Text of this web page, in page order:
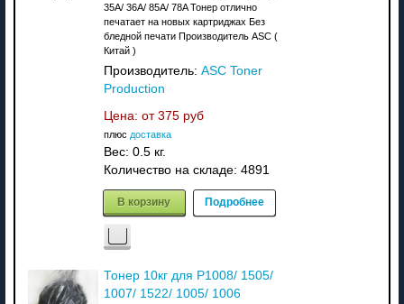
35A/ 36A/ 85A/ 78A Тонер отлично
печатает на новых картриджах Без
бледной печати Производитель ASC (
Китай )
Производитель: ASC Toner
Production
Цена: от 375 руб
плюс доставка
Вес: 0.5 кг.
Количество на складе: 4891
В корзину Подробнее
Тонер 10кг для P1008/ 1505/
1007/ 1522/ 1005/ 1006